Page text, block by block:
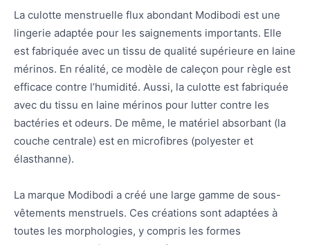
La culotte menstruelle flux abondant Modibodi est une
lingerie adaptée pour les saignements importants. Elle
est fabriquée avec un tissu de qualité supérieure en laine
mérinos. En réalité, ce modèle de caleçon pour règle est
efficace contre l’humidité. Aussi, la culotte est fabriquée
avec du tissu en laine mérinos pour lutter contre les
bactéries et odeurs. De même, le matériel absorbant (la
couche centrale) est en microfibres (polyester et
élasthanne).
La marque Modibodi a créé une large gamme de sous-
vêtements menstruels. Ces créations sont adaptées à
toutes les morphologies, y compris les formes